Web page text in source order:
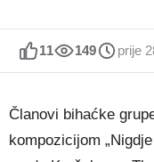
11 149 prije
Članovi bihaćke
kompozicijom